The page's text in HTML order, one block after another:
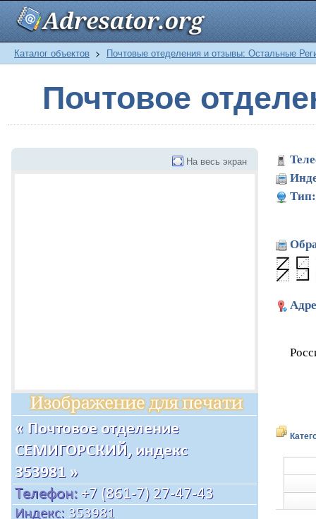
Каталог объектов > Почтовые отеделения и отзывы: Остальные
Почтовое
На весь экран
Тип: